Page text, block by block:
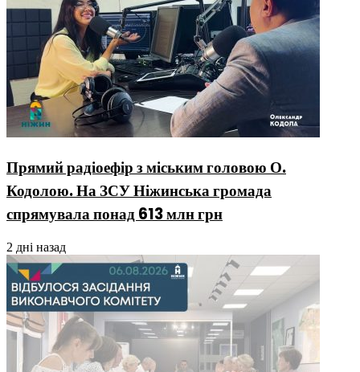
Прямий радіоефір з міським головою О.
Кодолою. На ЗСУ Ніжинська громада
спрямувала понад 613 млн грн
2 дні назад